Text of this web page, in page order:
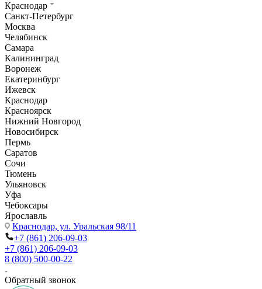
Краснодар
Санкт-Петербург
Москва
Челябинск
Самара
Калининград
Воронеж
Екатеринбург
Ижевск
Краснодар
Красноярск
Нижний Новгород
Новосибирск
Пермь
Саратов
Сочи
Тюмень
Ульяновск
Уфа
Чебоксары
Ярославль
Краснодар, ул. Уральская 98/11
+7 (861) 206-09-03
+7 (861) 206-09-03
8 (800) 500-00-22
Обратный звонок